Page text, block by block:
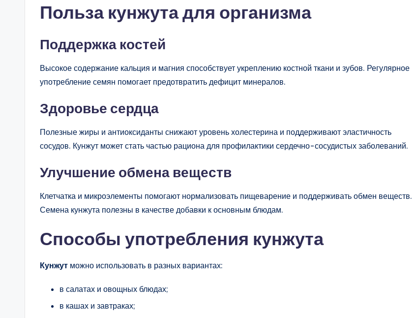
Польза кунжута для организма
Поддержка костей
Высокое содержание кальция и магния способствует укреплению костной ткани и зубов. Регулярное
употребление семян помогает предотвратить дефицит минералов.
Здоровье сердца
Полезные жиры и антиоксиданты снижают уровень холестерина и поддерживают эластичность
сосудов. Кунжут может стать частью рациона для профилактики сердечно-сосудистых заболеваний.
Улучшение обмена веществ
Клетчатка и микроэлементы помогают нормализовать пищеварение и поддерживать обмен веществ.
Семена кунжута полезны в качестве добавки к основным блюдам.
Способы употребления кунжута
Кунжут можно использовать в разных вариантах:
в салатах и овощных блюдах;
в кашах и завтраках;